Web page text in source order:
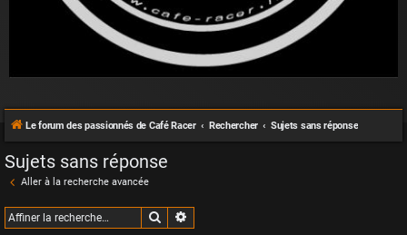
Le forum des passionnés de Café Racer Rechercher Sujets sans réponse
Sujets sans réponse
Aller à la recherche avancée
Rechercher